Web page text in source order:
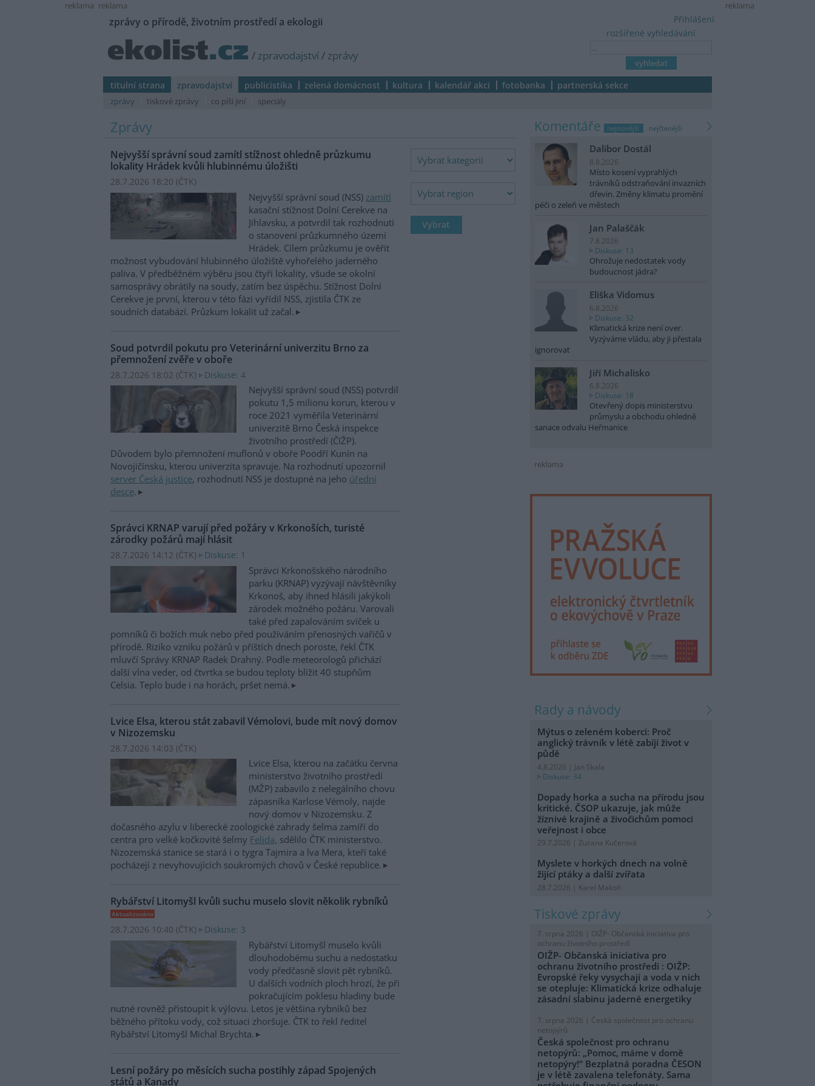
reklama
reklama reklama
zprávy o přírodě, životním prostředí a ekologii
/ zpravodajství/ zprávy
rozšířené vyhledávání
Přihlášení
titulní strana zpravodajství publicistika zelená domácnost kultura kalendář akcí fotobanka partnerská sekce
zprávy tiskové zprávy co píší jiní speciály
Zprávy
Nejvyšší správní soud zamítl stížnost ohledně průzkumu
lokality Hrádek kvůli hlubinnému úložišti
28.7.2026 18:20 (ČTK)
Nejvyšší správní soud (NSS) zamítl
kasační stížnost Dolní Cerekve na
Jihlavsku, a potvrdil tak rozhodnutí
o stanovení průzkumného území
Hrádek. Cílem průzkumu je ověřit
možnost vybudování hlubinného úložiště vyhořelého jaderného
paliva. V předběžném výběru jsou čtyři lokality, všude se okolní
samosprávy obrátily na soudy, zatím bez úspěchu. Stížnost Dolní
Cerekve je první, kterou v této fázi vyřídil NSS, zjistila ČTK ze
soudních databází. Průzkum lokalit už začal.
Soud potvrdil pokutu pro Veterinární univerzitu Brno za
přemnožení zvěře v oboře
28.7.2026 18:02 (ČTK) Diskuse: 4
Nejvyšší správní soud (NSS) potvrdil
pokutu 1,5 milionu korun, kterou v
roce 2021 vyměřila Veterinární
univerzitě Brno Česká inspekce
životního prostředí (ČIŽP).
Důvodem bylo přemnožení muflonů v oboře Poodří Kunín na
Novojičínsku, kterou univerzita spravuje. Na rozhodnutí upozornil
server Česká justice, rozhodnutí NSS je dostupné na jeho úřední
desce.
Správci KRNAP varují před požáry v Krkonoších, turisté
zárodky požárů mají hlásit
28.7.2026 14:12 (ČTK) Diskuse: 1
Správci Krkonošského národního
parku (KRNAP) vyzývají návštěvníky
Krkonoš, aby ihned hlásili jakýkoli
zárodek možného požáru. Varovali
také před zapalováním svíček u
pomníků či božích muk nebo před používáním přenosných vařičů v
přírodě. Riziko vzniku požárů v příštích dnech poroste, řekl ČTK
mluvčí Správy KRNAP Radek Drahný. Podle meteorologů přichází
další vlna veder, od čtvrtka se budou teploty blížit 40 stupňům
Celsia. Teplo bude i na horách, pršet nemá.
Lvice Elsa, kterou stát zabavil Vémolovi, bude mít nový domov
v Nizozemsku
28.7.2026 14:03 (ČTK)
Lvice Elsa, kterou na začátku června
ministerstvo životního prostředí
(MŽP) zabavilo z nelegálního chovu
zápasníka Karlose Vémoly, najde
nový domov v Nizozemsku. Z
dočasného azylu v liberecké zoologické zahrady šelma zamíří do
centra pro velké kočkovité šelmy Felida, sdělilo ČTK ministerstvo.
Nizozemská stanice se stará i o tygra Tajmira a lva Mera, kteří také
pocházejí z nevyhovujících soukromých chovů v České republice.
Rybářství Litomyšl kvůli suchu muselo slovit několik rybníků
Aktualizováno
28.7.2026 10:40 (ČTK) Diskuse: 3
Rybářství Litomyšl muselo kvůli
dlouhodobému suchu a nedostatku
vody předčasně slovit pět rybníků.
U dalších vodních ploch hrozí, že při
pokračujícím poklesu hladiny bude
nutné rovněž přistoupit k výlovu. Letos je většina rybníků bez
běžného přítoku vody, což situaci zhoršuje. ČTK to řekl ředitel
Rybářství Litomyšl Michal Brychta.
Lesní požáry po měsících sucha postihly západ Spojených
států a Kanady
komentáře nejnovější nejčtenější
Dalibor Dostál
8.8.2026
Místo kosení vyprahlých
trávníků odstraňování invazních
dřevin. Změny klimatu promění
péči o zeleň ve městech
Jan Palaščák
7.8.2026
Diskuse: 13
Ohrožuje nedostatek vody
budoucnost jádra?
Eliška Vidomus
6.8.2026
Diskuse: 32
Klimatická krize není over.
Vyzýváme vládu, aby ji přestala
ignorovat
Jiří Michalisko
6.8.2026
Diskuse: 18
Otevřený dopis ministerstvu
průmyslu a obchodu ohledně
sanace odvalu Heřmanice
reklama
rady a návody
Mýtus o zeleném koberci: Proč
anglický trávník v létě zabíjí život v
půdě
4.8.2026 | Jan Skala
Diskuse: 34
Dopady horka a sucha na přírodu jsou
kritické. ČSOP ukazuje, jak může
žíznivé krajině a živočichům pomoci
veřejnost i obce
29.7.2026 | Zuzana Kučerová
Myslete v horkých dnech na volně
žijící ptáky a další zvířata
28.7.2026 | Karel Makoň
tiskové zprávy
7. srpna 2026 | OIŽP- Občanská iniciativa pro
ochranu životního prostředí
OIŽP- Občanská iniciativa pro
ochranu životního prostředí : OIŽP:
Evropské řeky vysychají a voda v nich
se otepluje: Klimatická krize odhaluje
zásadní slabinu jaderné energetiky
7. srpna 2026 | Česká společnost pro ochranu
netopýrů
Česká společnost pro ochranu
netopýrů: „Pomoc, máme v domě
netopýry!“ Bezplatná poradna ČESON
je v létě zavalena telefonáty. Sama